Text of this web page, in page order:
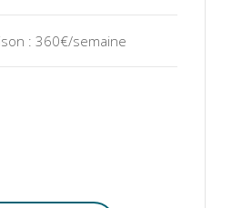
: 360€/semaine